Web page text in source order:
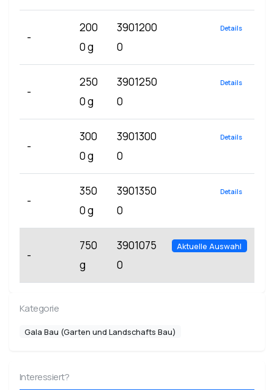
-
200
0 g
3901200
0
Details
-
250
0 g
3901250
0
Details
-
300
0 g
3901300
0
Details
-
350
0 g
3901350
0
Details
-
750
g
3901075
0
Aktuelle Auswahl
Kategorie
Gala Bau (Garten und Landschafts Bau)
Interessiert?